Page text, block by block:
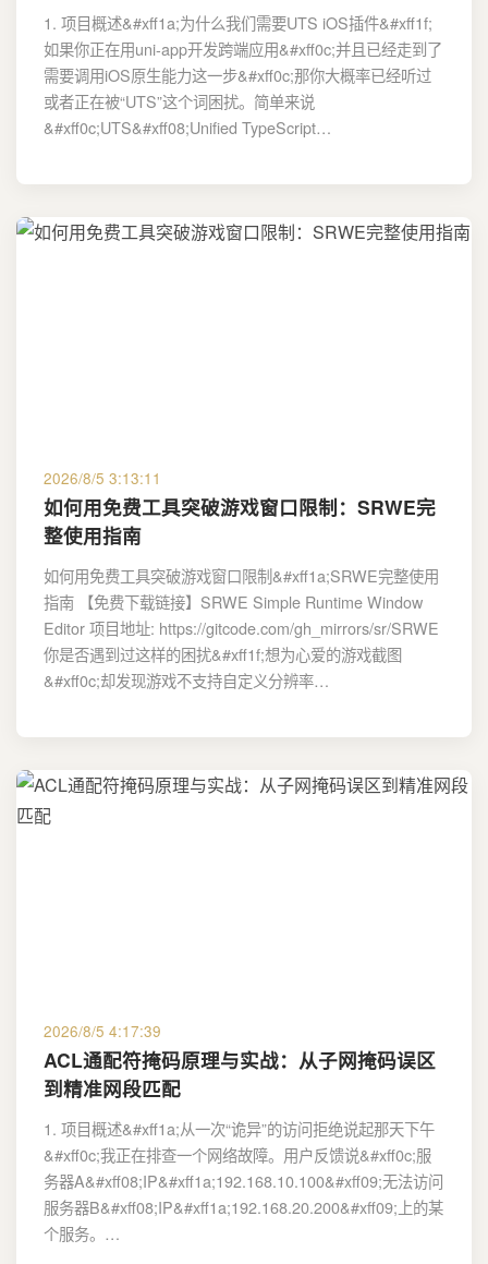
1. 项目概述&#xff1a;为什么我们需要UTS iOS插件&#xff1f;
如果你正在用uni-app开发跨端应用&#xff0c;并且已经走到了
需要调用iOS原生能力这一步&#xff0c;那你大概率已经听过
或者正在被“UTS”这个词困扰。简单来说
&#xff0c;UTS&#xff08;Unified TypeScript…
2026/8/5 3:13:11
如何用免费工具突破游戏窗口限制：SRWE完
整使用指南
如何用免费工具突破游戏窗口限制&#xff1a;SRWE完整使用
指南 【免费下载链接】SRWE Simple Runtime Window
Editor 项目地址: https://gitcode.com/gh_mirrors/sr/SRWE
你是否遇到过这样的困扰&#xff1f;想为心爱的游戏截图
&#xff0c;却发现游戏不支持自定义分辨率…
2026/8/5 4:17:39
ACL通配符掩码原理与实战：从子网掩码误区
到精准网段匹配
1. 项目概述&#xff1a;从一次“诡异”的访问拒绝说起那天下午
&#xff0c;我正在排查一个网络故障。用户反馈说&#xff0c;服
务器A&#xff08;IP&#xff1a;192.168.10.100&#xff09;无法访问
服务器B&#xff08;IP&#xff1a;192.168.20.200&#xff09;上的某
个服务。…